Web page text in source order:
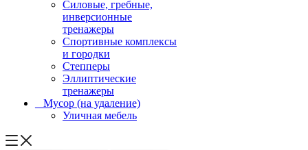
Силовые, гребные,
инверсионные
тренажеры
Спортивные комплексы
и городки
Степперы
Эллиптические
тренажеры
_ Мусор (на удаление)
Уличная мебель